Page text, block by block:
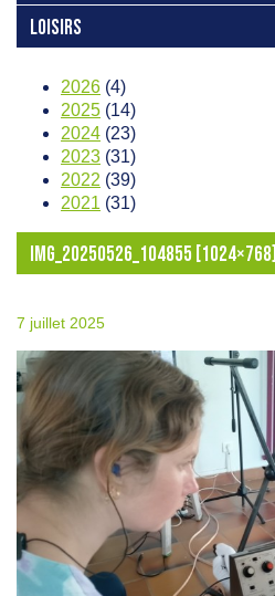
LOISIRS
2026 (4)
2025 (14)
2024 (23)
2023 (31)
2022 (39)
2021 (31)
IMG_20250526_104855 [1024×768]
7 juillet 2025